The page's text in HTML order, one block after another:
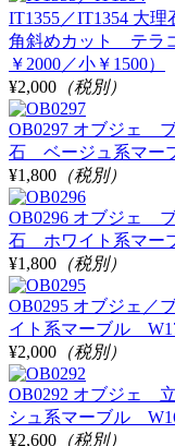
IT1355／IT1354 大
角斜めカット テラ
￥2000／小￥1500）
¥2,000 （税別）
OB0297 オブジェ
石 ベージュ系マー
¥1,800 （税別）
OB0296 オブジェ
石 ホワイト系マー
¥1,800 （税別）
OB0295 オブジェ
イト系マーブル
¥2,000 （税別）
OB0292 オブジェ
シュ系マーブル
¥2,600 （税別）